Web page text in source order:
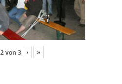
2von 3 › »